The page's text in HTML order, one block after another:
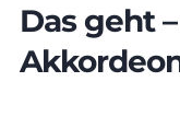
Das geht